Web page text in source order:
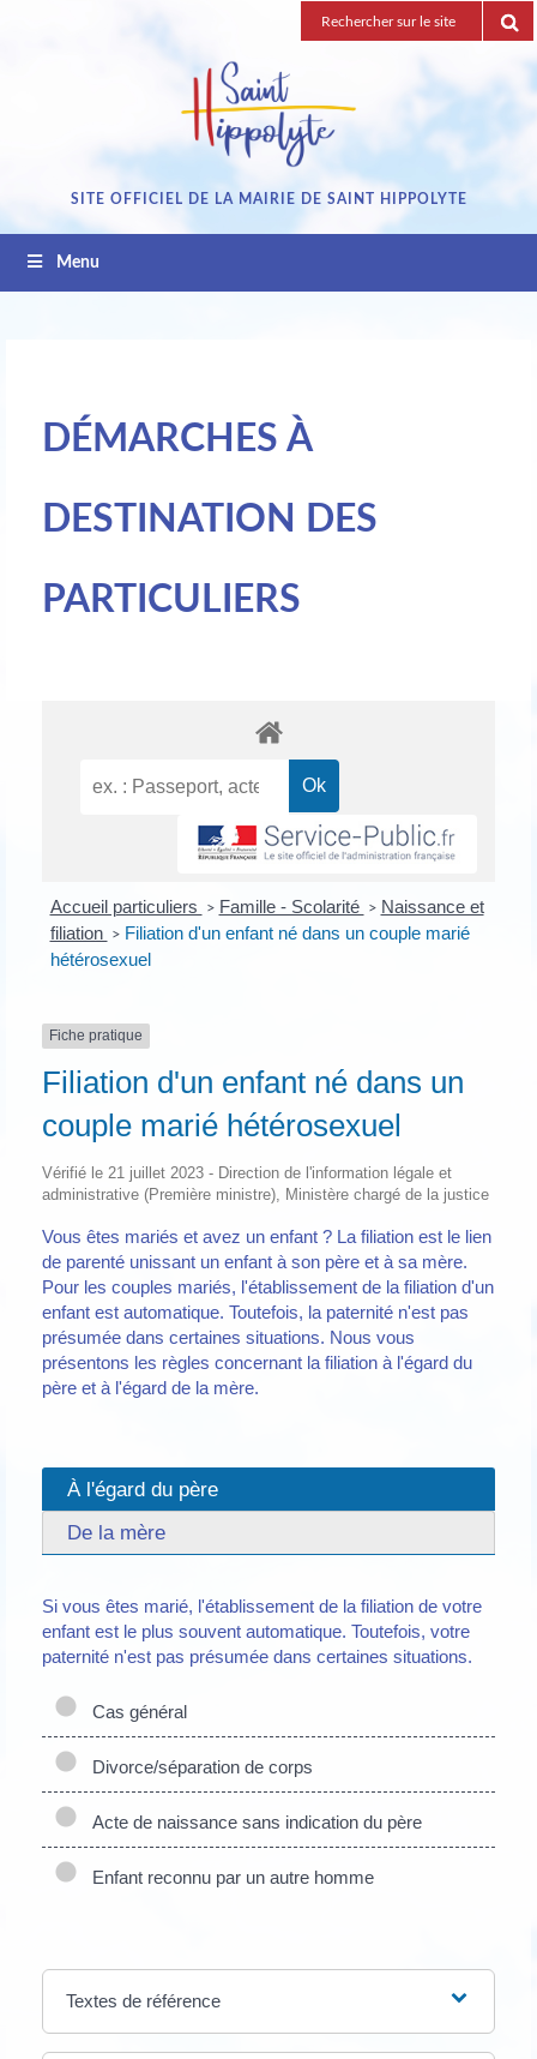
Recherche
pour
SITE OFFICIEL DE LA MAIRIE DE SAINT HIPPOLYTE
Menu
DÉMARCHES À
DESTINATION DES
PARTICULIERS
Accueil particuliers > Famille - Scolarité > Naissance et
filiation
> Filiation d'un enfant né dans un couple marié
hétérosexuel
Fiche pratique
Filiation d'un enfant né dans un
couple marié hétérosexuel
Vérifié le 21 juillet 2023 - Direction de l'information légale et
administrative (Première ministre), Ministère chargé de la justice
Vous êtes mariés et avez un enfant ? La filiation est le lien
de parenté unissant un enfant à son père et à sa mère.
Pour les couples mariés, l'établissement de la filiation d'un
enfant est automatique. Toutefois, la paternité n'est pas
présumée dans certaines situations. Nous vous
présentons les règles concernant la filiation à l'égard du
père et à l'égard de la mère.
À l'égard du père
De la mère
Si vous êtes marié, l'établissement de la filiation de votre
enfant est le plus souvent automatique. Toutefois, votre
paternité n'est pas présumée dans certaines situations.
Cas général
Divorce/séparation de corps
Acte de naissance sans indication du père
Enfant reconnu par un autre homme
Textes de référence